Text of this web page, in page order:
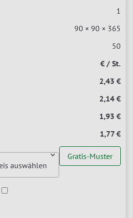
1
90 × 90 × 365
50
€ / St.
2,43 €
2,14 €
1,93 €
1,77 €
Gratis-Muster